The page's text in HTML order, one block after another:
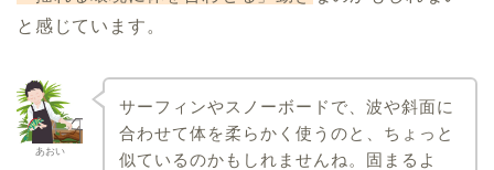
と感じています。
あおい
サーフィンやスノーボードで、波や斜面に
合わせて体を柔らかく使うのと、ちょっと
似ているのかもしれませんね。固まるよ